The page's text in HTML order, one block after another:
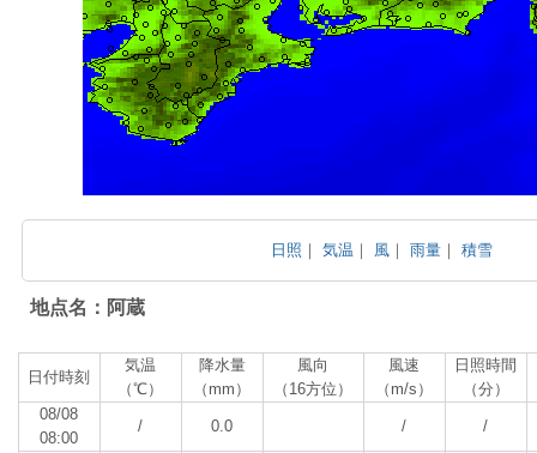
日照 ｜気温 ｜ 風 ｜雨量 ｜積雪
地点名：阿蔵
日付時刻
気温
（℃）
降水量
（mm）
風向
（16方位）
風速
（m/s）
日照時間
（分）
08/08
08:00
/ 0.0 / /